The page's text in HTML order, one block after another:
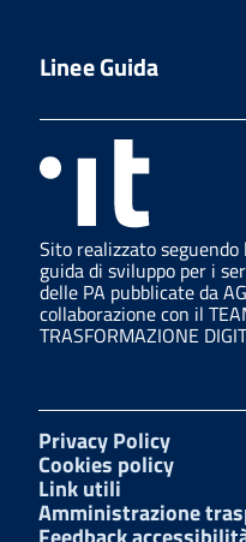
Linee Guida
Sito realizzato seguendo
guida di sviluppo per i
delle PA pubblicate da
collaborazione con il
TRASFORMAZIONE
Privacy Policy
Cookies policy
Link utili
Amministrazione